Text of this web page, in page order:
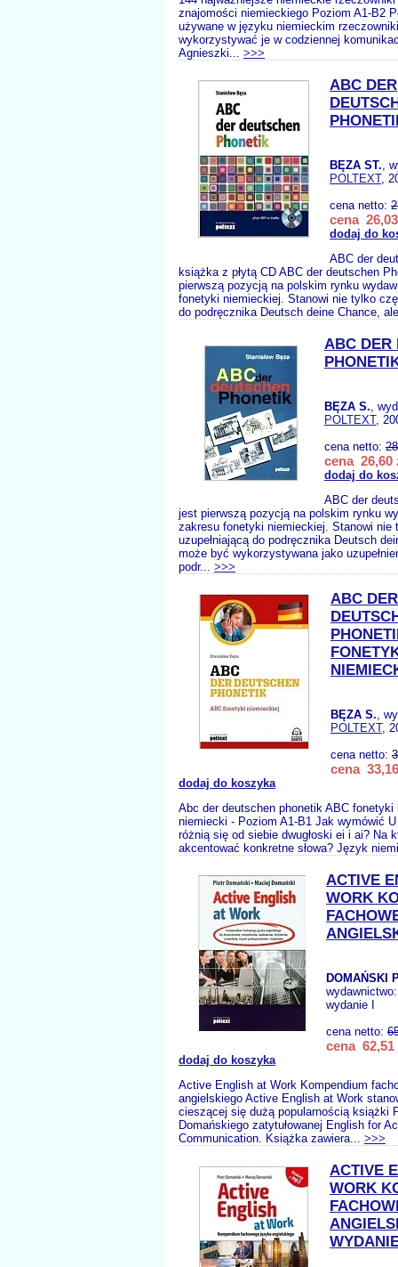
znajomości niemieckiego Poziom A1-B2
używane w języku niemieckim
wykorzystywać je w codziennej
Agnieszki... >>>
ABC DER
BĘZA ST.,
POLTEXT,
cena netto:
cena 26,03
dodaj do
ABC der
książka z płytą CD ABC der deutschen
pierwszą pozycją na polskim rynku
fonetyki niemieckiej. Stanowi nie tylko
do podręcznika Deutsch deine Chance,
ABC DER
BĘZA S.,
POLTEXT,
cena netto:
cena 26,60
dodaj do
ABC der
jest pierwszą pozycją na polskim rynku
zakresu fonetyki niemieckiej. Stanowi nie
uzupełniającą do podręcznika Deutsch
może być wykorzystywana jako
podr... >>>
ABC DER
BĘZA S.,
POLTEXT,
cena netto:
cena
dodaj do koszyka
Abc der deutschen phonetik ABC
niemiecki - Poziom A1-B1 Jak wymówić
różnią się od siebie dwugłoski ei i ai? Na
akcentować konkretne słowa? Język
ACTIVE
WORK
DOMAŃSKI
wydanie I
cena netto:
cena 62,51
dodaj do koszyka
Active English at Work Kompendium
angielskiego Active English at Work
cieszącej się dużą popularnością książki
Domańskiego zatytułowanej English for
Communication. Książka zawiera... >>>
ACTIVE
WORK